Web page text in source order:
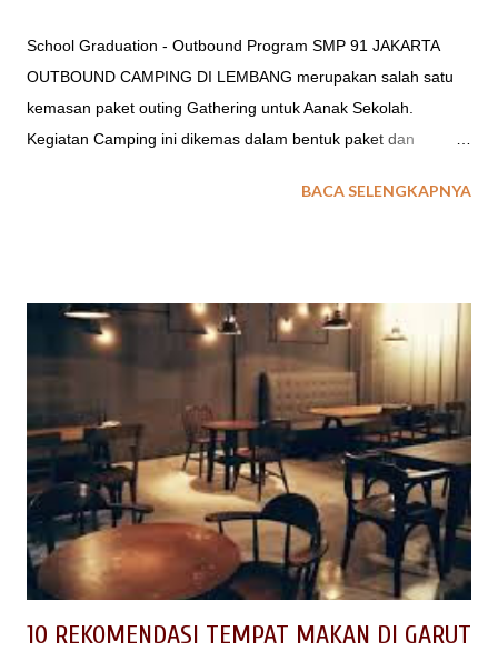
School Graduation - Outbound Program SMP 91 JAKARTA
OUTBOUND CAMPING DI LEMBANG merupakan salah satu
kemasan paket outing Gathering untuk Aanak Sekolah.
Kegiatan Camping ini dikemas dalam bentuk paket dan
Party / Program Kelulusan Sekolah. Farewell Party / Program
kegiatan outbound atau field trip ataupun kegiatan pelatihan
penerimaan siswa baru, opsi penginapan tenda menjadi salah
satu pilihan. Lalu dimanakan tempat outbound camping di
Lembang yang cocok untuk kegiatan anak sekolah? Berikut ini
EO Spinach Indonesia memberikan gambaran beberapa lokasi
atau tempat Camping yang ada di Lembang Bandung. 1.
Taman Wisata Grafika Cikole Tempat Camping di Taman
Wisata Grafika Cikole ini direkomendasikan untuk anda yang
ingin mendapatka...
BACA SELENGKAPNYA
10 REKOMENDASI TEMPAT MAKAN DI GARUT